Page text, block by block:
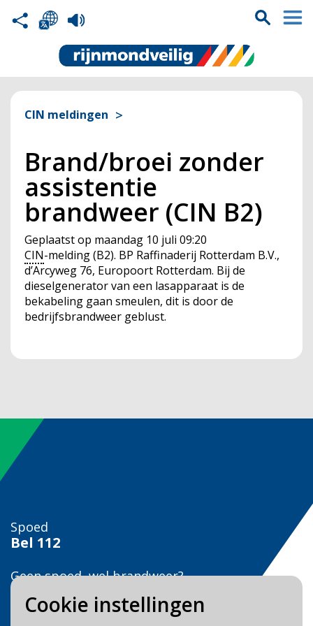
Cookie instellingen
CIN meldingen
Brand/broei zonder
assistentie
brandweer (CIN B2)
Geplaatst op maandag 10 juli 09:20
CIN-melding (B2). BP Raffinaderij Rotterdam B.V.,
d’Arcyweg 76, Europoort Rotterdam. Bij de
dieselgenerator van een lasapparaat is de
bekabeling gaan smeulen, dit is door de
bedrijfsbrandweer geblust.
Spoed
Bel 112
Geen spoed, wel brandweer?
Bel